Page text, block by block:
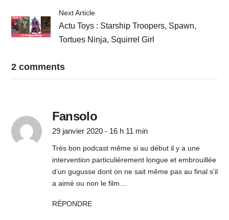
Next Article
Actu Toys : Starship Troopers, Spawn,
Tortues Ninja, Squirrel Girl
2 comments
Fansolo
29 janvier 2020 - 16 h 11 min
Très bon podcast même si au début il y a une
intervention particulièrement longue et embrouillée
d’un gugusse dont on ne sait même pas au final s’il
a aimé ou non le film…
RÉPONDRE